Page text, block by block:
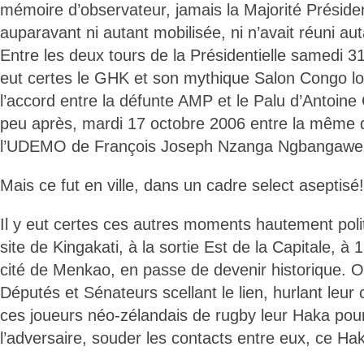
mémoire d’observateur, jamais la Majorité
auparavant ni autant mobilisée, ni n’avait réuni
Entre les deux tours de la Présidentielle samedi
eut certes le GHK et son mythique Salon Congo
l’accord entre la défunte AMP et le Palu
peu après, mardi 17 octobre 2006 entre la même
l’UDEMO de François Joseph Nzanga
Mais ce fut en ville, dans un cadre select aseptisé!
Il y eut certes ces autres moments hautement
site de Kingakati, à la sortie Est de la Capitale, à
cité de Menkao, en passe de devenir historique.
Députés et Sénateurs scellant le lien, hurlant leur
ces joueurs néo-zélandais de rugby leur Haka
l’adversaire, souder les contacts entre eux, ce